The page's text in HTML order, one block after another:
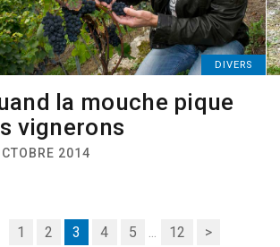
DIVERS
la mouche pique
vignerons
2014
1 2 3 4 5 ... 12 >